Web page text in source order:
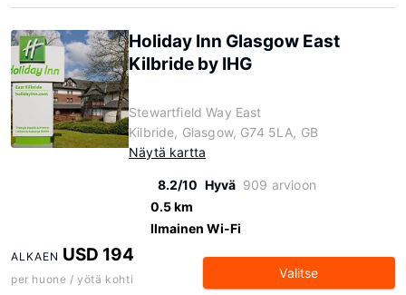
Holiday Inn Glasgow East
Kilbride by IHG
Stewartfield Way East
Kilbride, Glasgow, G74 5LA, GB
Näytä kartta
8.2/10 Hyvä 909 arvioon
0.5 km
Ilmainen Wi-Fi
ALKAEN USD 194
per huone / yötä kohti Valitse